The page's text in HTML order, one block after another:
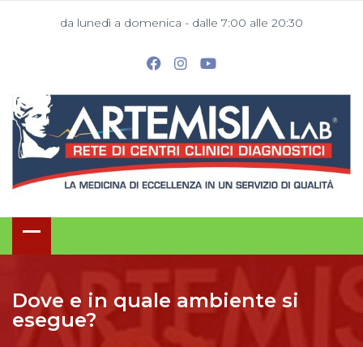
da lunedì a domenica - dalle 7:00 alle 20:30
Dove e in quale ambiente si
esegue?